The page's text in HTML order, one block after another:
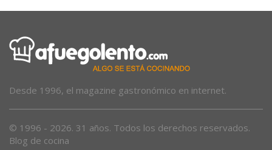
Desde 1996, el magazine gastronómico en internet.
© 1996 - 2026. 31 años. Todos los derechos reservados.
Blog de cocina